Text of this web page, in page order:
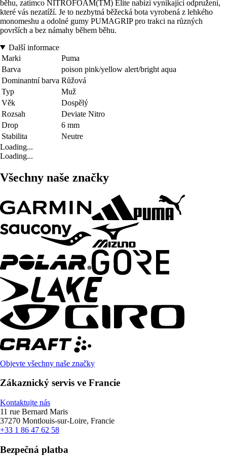
běhu, zatímco NITROFOAM(TM) Elite nabízí vynikající odpružení,
které vás nezatíží. Je to nezbytná běžecká bota vyrobená z lehkého
monomeshu a odolné gumy PUMAGRIP pro trakci na různých
površích a bez námahy během běhu.
Další informace
Marki
Puma
Barva
poison pink/yellow alert/bright aqua
Dominantní barva Růžová
Typ
Muž
Věk
Dospělý
Rozsah
Deviate Nitro
Drop
6 mm
Stabilita
Neutre
Loading...
Loading...
Všechny naše značky
Objevte všechny naše značky
Zákaznický servis ve Francie
Kontaktujte nás
11 rue Bernard Maris
37270 Montlouis-sur-Loire, Francie
+33 1 86 47 62 58
Bezpečná platba